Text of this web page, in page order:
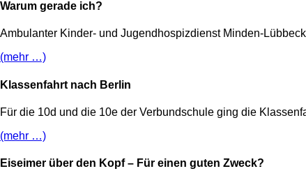
Warum gerade ich?
Ambulanter Kinder- und Jugendhospizdienst Minden-
(mehr …)
Klassenfahrt nach Berlin
Für die 10d und die 10e der Verbundschule ging die
(mehr …)
Eiseimer über den Kopf – Für einen guten Zweck?